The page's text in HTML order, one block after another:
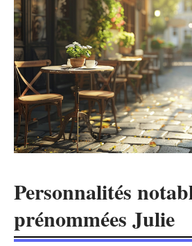
Personnalités
prénommées Julie